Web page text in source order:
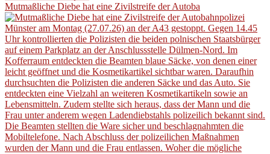
Mutmaßliche Diebe hat eine Zivilstreife der Autoba